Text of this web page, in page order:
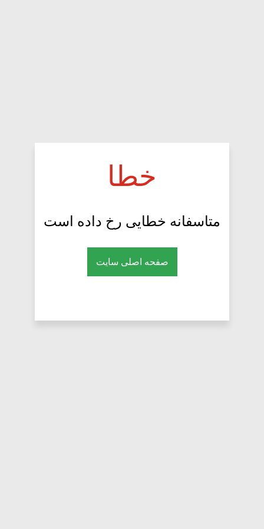
خطا
متاسفانه خطایی رخ داده است
صفحه اصلی سایت